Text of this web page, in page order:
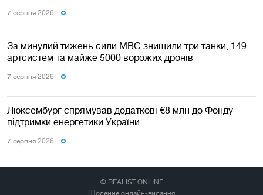
7 серпня 2026
За минулий тижень сили МВС знищили три танки, 149
артсистем та майже 5000 ворожих дронів
7 серпня 2026
Люксембург спрямував додаткові €8 млн до Фонду
підтримки енергетики України
7 серпня 2026
© REALIST.ONLINE
Щоденне онлайн-видання